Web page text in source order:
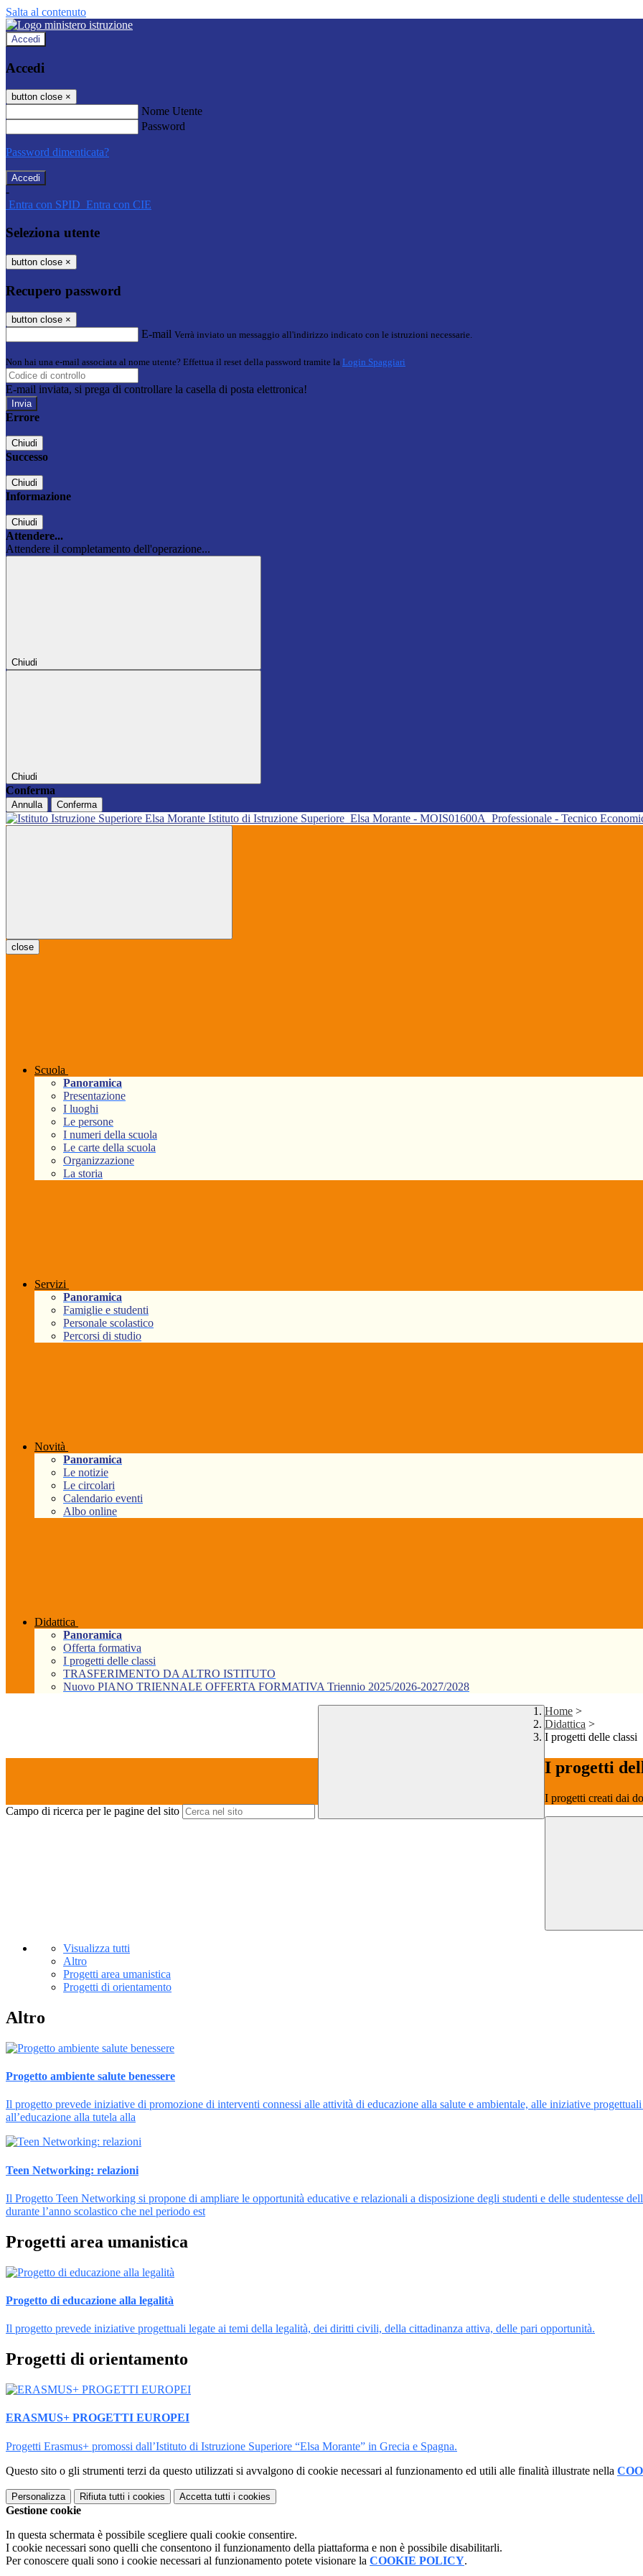
Salta al contenuto
Accedi
Accedi
button close ×
Nome Utente
Password
Password dimenticata?
-
Entra con SPID Entra con CIE
Seleziona utente
button close ×
Recupero password
button close ×
E-mail Verrà inviato un messaggio all'indirizzo indicato con le istruzioni necessarie.
Non hai una e-mail associata al nome utente? Effettua il reset della password tramite la Login Spaggiari
E-mail inviata, si prega di controllare la casella di posta elettronica!
Errore
Chiudi
Successo
Chiudi
Informazione
Chiudi
Attendere...
Attendere il completamento dell'operazione...
Chiudi
Chiudi
Conferma
Annulla Conferma
Istituto di Istruzione Superiore Elsa Morante - MOIS01600A Professionale - Tecnico
close
Scuola
Panoramica
Presentazione
I luoghi
Le persone
I numeri della scuola
Le carte della scuola
Organizzazione
La storia
Servizi
Panoramica
Famiglie e studenti
Personale scolastico
Percorsi di studio
Novità
Panoramica
Le notizie
Le circolari
Calendario eventi
Albo online
Didattica
Panoramica
Offerta formativa
I progetti delle classi
TRASFERIMENTO DA ALTRO ISTITUTO
Nuovo PIANO TRIENNALE OFFERTA FORMATIVA Triennio 2025/2026-2027/2028
Campo di ricerca per le pagine del sito
Home >
Didattica >
I progetti delle classi
I progetti
I progetti creati dai
Visualizza tutti
Altro
Progetti area umanistica
Progetti di orientamento
Altro
Progetto ambiente salute benessere
Il progetto prevede iniziative di promozione di interventi connessi alle attività di educazione alla salute e ambientale, alle iniziative
all’educazione alla tutela alla
Teen Networking: relazioni
Il Progetto Teen Networking si propone di ampliare le opportunità educative e relazionali a disposizione degli studenti e delle studentesse
durante l’anno scolastico che nel periodo est
Progetti area umanistica
Progetto di educazione alla legalità
Il progetto prevede iniziative progettuali legate ai temi della legalità, dei diritti civili, della cittadinanza attiva, delle pari opportunità.
Progetti di orientamento
ERASMUS+ PROGETTI EUROPEI
Progetti Erasmus+ promossi dall’Istituto di Istruzione Superiore “Elsa Morante” in Grecia e Spagna.
Questo sito o gli strumenti terzi da questo utilizzati si avvalgono di cookie necessari al funzionamento ed utili alle finalità illustrate nella
Personalizza Rifiuta tutti i cookies Accetta tutti i cookies
Gestione cookie
In questa schermata è possibile scegliere quali cookie consentire.
I cookie necessari sono quelli che consentono il funzionamento della piattaforma e non è possibile disabilitarli.
Per conoscere quali sono i cookie necessari al funzionamento potete visionare la COOKIE POLICY.